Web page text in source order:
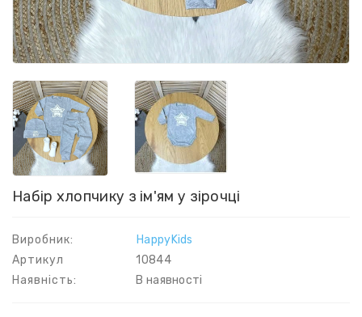
Набір хлопчику з ім'ям у зірочці
Виробник:
HappyKids
Артикул
10844
Наявність:
В наявності